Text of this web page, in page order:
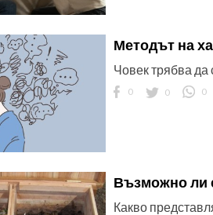
Методът на
Човек трябва да
0 0 0
Възможно ли
Какво